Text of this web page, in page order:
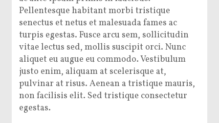
Pellentesque habitant morbi tristique
senectus et netus et malesuada fames ac
turpis egestas. Fusce arcu sem, sollicitudin
vitae lectus sed, mollis suscipit orci. Nunc
aliquet eu augue eu commodo. Vestibulum
justo enim, aliquam at scelerisque at,
pulvinar at risus. Aenean a tristique mauris,
non facilisis elit. Sed tristique consectetur
egestas.